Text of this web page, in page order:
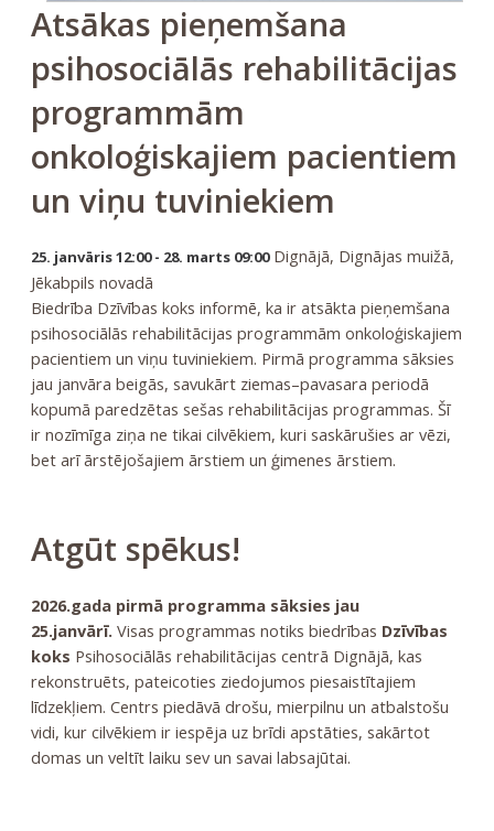
Atsākas pieņemšana
psihosociālās rehabilitācijas
programmām
onkoloģiskajiem pacientiem
un viņu tuviniekiem
25. janvāris 12:00 - 28. marts 09:00Dignājā, Dignājas muižā,
Jēkabpils novadā
Biedrība Dzīvības koks informē, ka ir atsākta pieņemšana
psihosociālās rehabilitācijas programmām onkoloģiskajiem
pacientiem un viņu tuviniekiem. Pirmā programma sāksies
jau janvāra beigās, savukārt ziemas–pavasara periodā
kopumā paredzētas sešas rehabilitācijas programmas. Šī
ir nozīmīga ziņa ne tikai cilvēkiem, kuri saskārušies ar vēzi,
bet arī ārstējošajiem ārstiem un ģimenes ārstiem.
Atgūt spēkus!
2026.gada pirmā programma sāksies jau
25.janvārī. Visas programmas notiks biedrības Dzīvības
koks Psihosociālās rehabilitācijas centrā Dignājā, kas
rekonstruēts, pateicoties ziedojumos piesaistītajiem
līdzekļiem. Centrs piedāvā drošu, mierpilnu un atbalstošu
vidi, kur cilvēkiem ir iespēja uz brīdi apstāties, sakārtot
domas un veltīt laiku sev un savai labsajūtai.